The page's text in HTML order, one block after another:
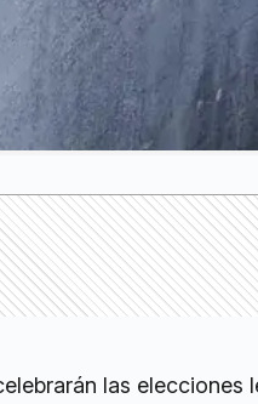
las elecciones